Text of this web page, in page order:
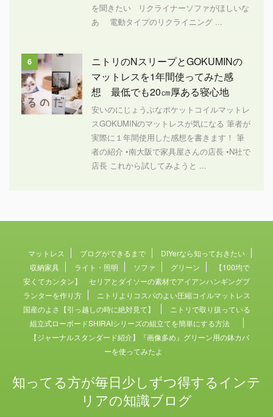
を聞きたい リクライナーソファがほしいな
あ 電動タイプのリクライニング ...
6
ニトリのNスリープとGOKUMINの
マットレスを1年間使ってみた感
想 最低でも20㎝厚ある寝心地
安いのにじょうぶなポケットコイルマットレ
スGOKUMINのマットレスが気になる 筆者が
実際に１年間使用した感想を書きます！ 筆
者の紹介 •南大阪で家具屋さんの店長 •N社で
店長 これから試してみようと ...
マットレス ブログができるまで
DIYerなら知っておきたい
収納家具
ライト・照明 ソファ グリーン
【100均で
安くてカンタン】 セリアとダイソーの素材でアイアンハンギングプ
ランターを作り方
ニトリよりコスパのよい圧縮コイルマットレス
国産のよさ【引っ越しの時に絶対見て】
ニトリで取り扱っている
組立式ローボードSHIRAIシリーズの組立てを簡単にする方法
【ジャーナルスタンダード紹介】『画像多め』グリーン用の鉢カバ
ーを使ってみたよ
知ってる方が毎日少しずつ得するインテ
リアの知識ブログ